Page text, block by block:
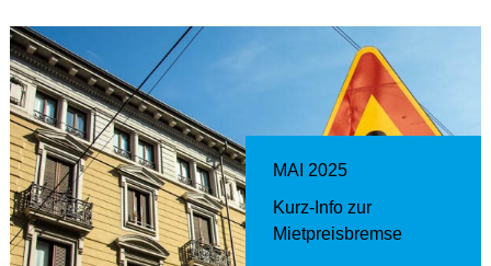
MAI 2025
Kurz-Info zur
Mietpreisbremse